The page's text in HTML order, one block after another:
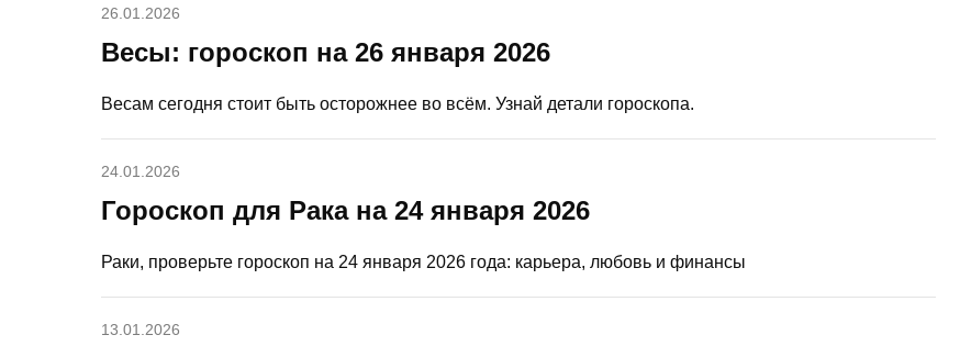
26.01.2026
Весы: гороскоп на 26 января 2026
Весам сегодня стоит быть осторожнее во всём. Узнай детали гороскопа.
24.01.2026
Гороскоп для Рака на 24 января 2026
Раки, проверьте гороскоп на 24 января 2026 года: карьера, любовь и финансы
13.01.2026